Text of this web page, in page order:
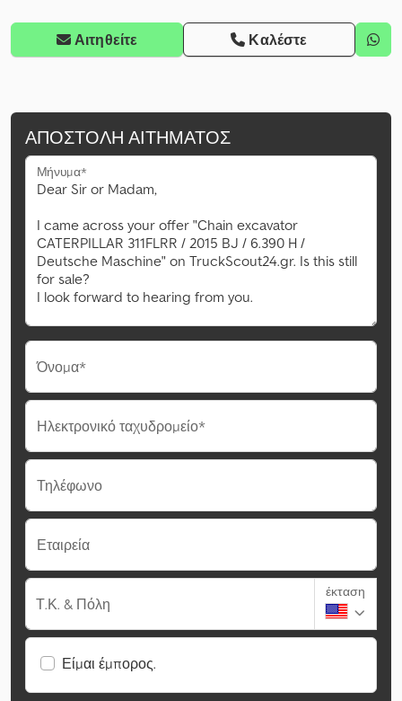
Αιτηθείτε Καλέστε
ΑΠΟΣΤΟΛΉ ΑΙΤΉΜΑΤΟΣ
Μήνυμα*
Όνομα*
Ηλεκτρονικό ταχυδρομείο*
Τηλέφωνο
Εταιρεία
Τ.Κ. & Πόλη
έκταση
Είμαι έμπορος.